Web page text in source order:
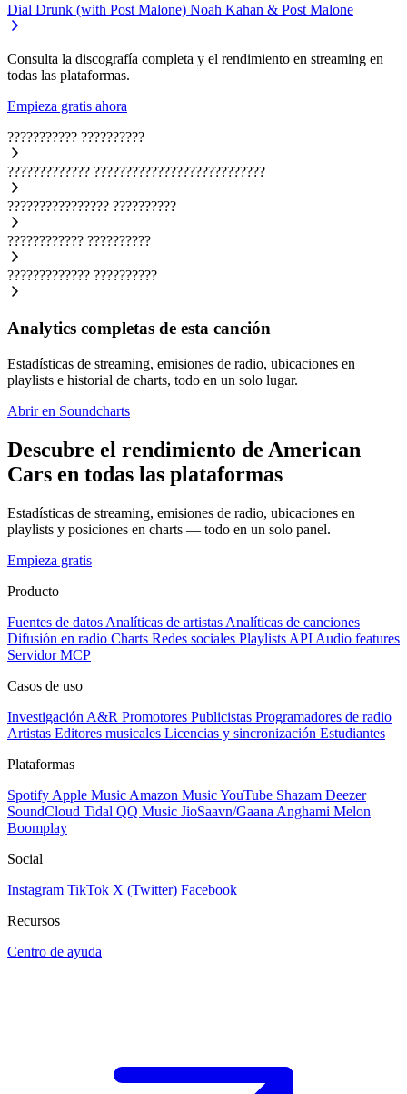
Dial Drunk (with Post Malone) Noah Kahan & Post Malone
Consulta la discografía completa y el rendimiento en streaming en
todas las plataformas.
Empieza gratis ahora
??????????? ??????????
????????????? ???????????????????????????
???????????????? ??????????
???????????? ??????????
????????????? ??????????
Analytics completas de esta canción
Estadísticas de streaming, emisiones de radio, ubicaciones en
playlists e historial de charts, todo en un solo lugar.
Abrir en Soundcharts
Descubre el rendimiento de American
Cars en todas las plataformas
Estadísticas de streaming, emisiones de radio, ubicaciones en
playlists y posiciones en charts — todo en un solo panel.
Empieza gratis
Producto
Fuentes de datos Analíticas de artistas Analíticas de canciones
Difusión en radio Charts Redes sociales Playlists API Audio features
Servidor MCP
Casos de uso
Investigación A&R Promotores Publicistas Programadores de radio
Artistas Editores musicales Licencias y sincronización Estudiantes
Plataformas
Spotify Apple Music Amazon MusicYouTube Shazam Deezer
SoundCloud Tidal QQ Music JioSaavn/Gaana Anghami Melon
Boomplay
Social
Instagram TikTok X (Twitter) Facebook
Recursos
Centro de ayuda